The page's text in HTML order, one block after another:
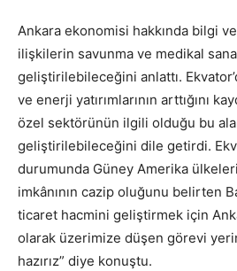
Ankara ekonomisi hakkında bilgi
ilişkilerin savunma ve medikal
geliştirilebileceğini anlattı.
ve enerji yatırımlarının arttığını
özel sektörünün ilgili olduğu bu
geliştirilebileceğini dile getirdi.
durumunda Güney Amerika
imkânının cazip oluğunu belirten
ticaret hacmini geliştirmek için
olarak üzerimize düşen görevi
hazırız” diye konuştu.